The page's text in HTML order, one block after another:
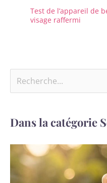
Test de l’appareil de
visage raffermi
Dans la catégorie